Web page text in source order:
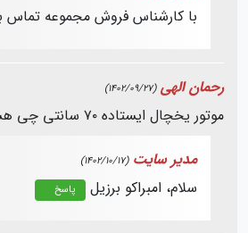
با کارشناس فروش مجموعه تماس
رحمان الهی (1402/09/27)
موتور یخچال ایستاده ۷۰ سانتی چی هسش؟؟؟
مدیر سایت (1402/10/17)
سلام، امبراکو برزیل پاسخ